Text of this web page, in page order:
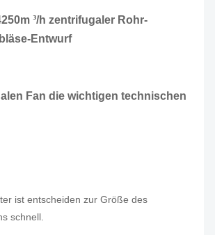
³/h zentrifugaler Rohr-
Entwurf
Fan die wichtigen technischen
ist entscheiden zur Größe des
schnell.